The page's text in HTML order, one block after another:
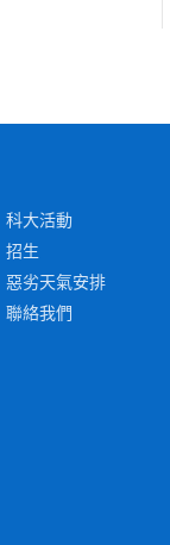
科大活動
招生
惡劣天氣安排
聯絡我們